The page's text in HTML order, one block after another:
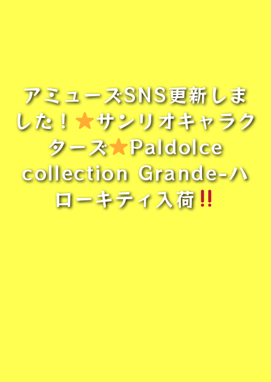
アミューズSNS更新しま
した！
サンリオキャラク
ターズ
Paldolce
collection Grande-ハ
ローキティ入荷